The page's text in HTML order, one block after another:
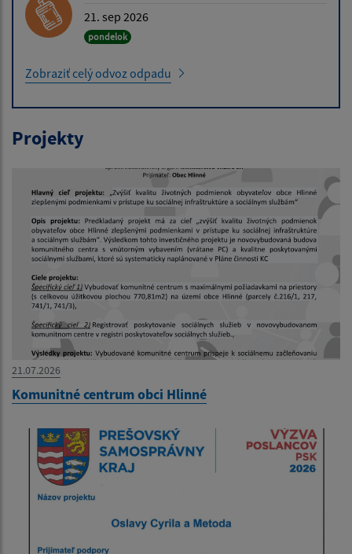
21. sep 2026
pondelok
Zobraziť celý odvoz odpadu
Projekty
21.07.2026
Komunitné centrum obci Hlinné